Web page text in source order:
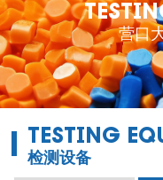
营口
TESTING
检测设备